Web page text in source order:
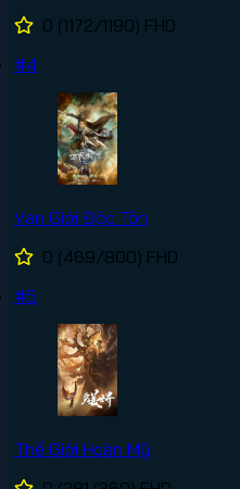
0 (1172/1190) FHD
#4
Vạn Giới Độc Tôn
0 (469/800) FHD
#5
Thế Giới Hoàn Mỹ